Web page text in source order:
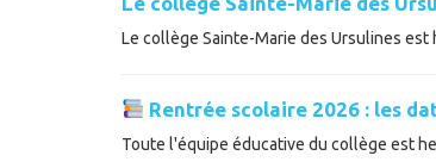
Le collège Sainte-Marie des Ursulines
Rentrée scolaire 2026 : les
Toute l'équipe éducative du collège est